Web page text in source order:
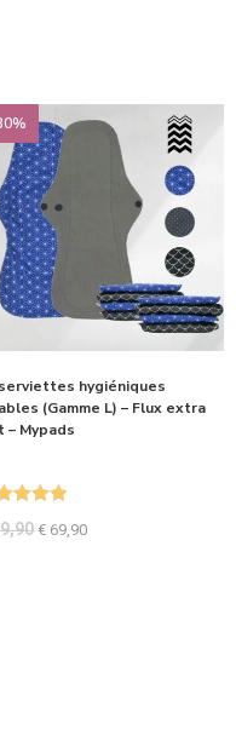
hygiéniques
(Gamme L) – Flux extra
– Mypads
5.00
€ 69,90